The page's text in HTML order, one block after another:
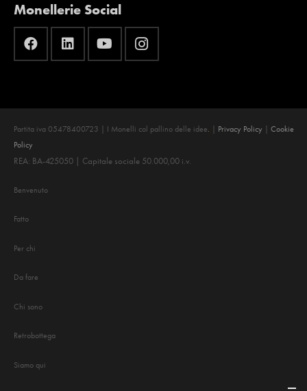
Monellerie Social
Partita iva 05478400723 | I Monelli col pallino delle idee. Privacy Policy
Cookie
Policy
REA: BA-425050 | Capitale sociale 50.000,00 i.v.
Benvenuto
Fatto
Per chi
Da fare
Chi sono
Retrobottega
Siamo qui